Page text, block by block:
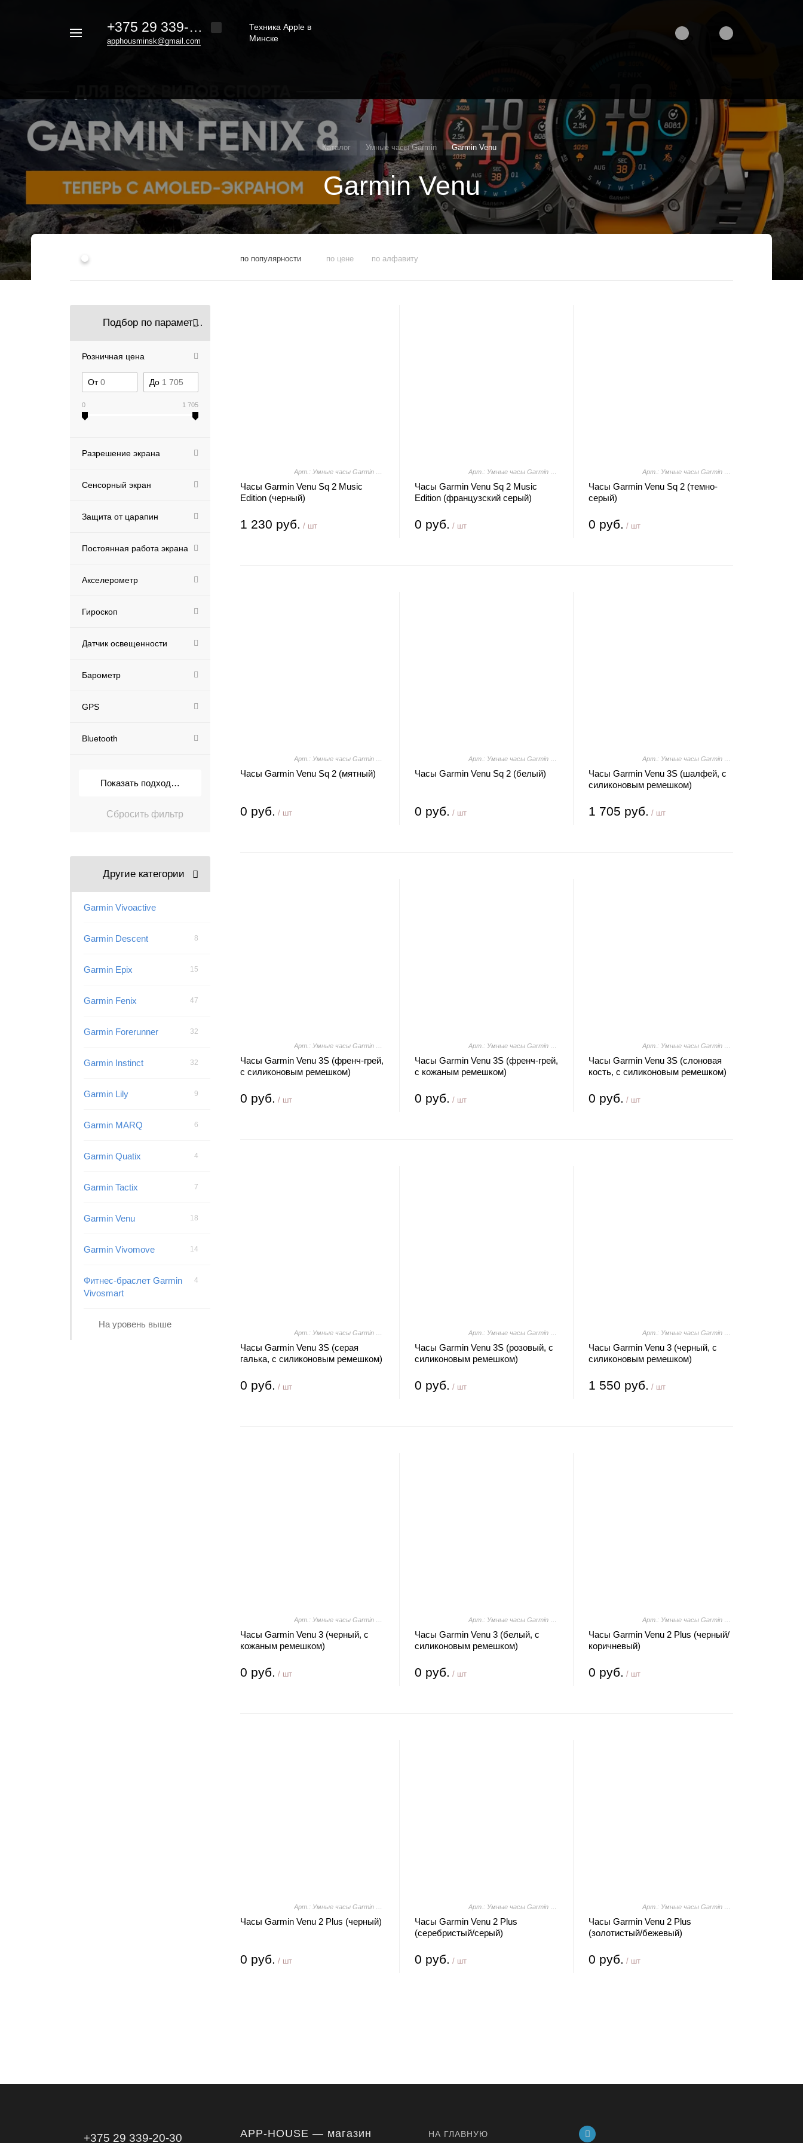
+375 29 339-20-30
apphousminsk@gmail.com
Техника Apple в
Минске
Каталог Умные часы Garmin Garmin Venu
Garmin Venu
по популярности по цене по алфавиту
Подбор по параметрам
Розничная цена
От До
0 1 705
Разрешение экрана
Сенсорный экран
Защита от царапин
Постоянная работа экрана
Акселерометр
Гироскоп
Датчик освещенности
Барометр
GPS
Bluetooth
Другие категории
Garmin Vivoactive
Garmin Descent 8
Garmin Epix 15
Garmin Fenix 47
Garmin Forerunner 32
Garmin Instinct 32
Garmin Lily 9
Garmin MARQ 6
Garmin Quatix 4
Garmin Tactix 7
Garmin Venu 18
Garmin Vivomove 14
Фитнес-браслет Garmin
Vivosmart
4
На уровень выше
Часы Garmin Venu Sq 2 Music
Edition (черный)
1 230 руб. / шт
Часы Garmin Venu Sq 2 Music
Edition (французский серый)
0 руб. / шт
Часы Garmin Venu Sq 2 (темно-
серый)
0 руб. / шт
Часы Garmin Venu Sq 2 (мятный)
0 руб. / шт
Часы Garmin Venu Sq 2 (белый)
0 руб. / шт
Часы Garmin Venu 3S (шалфей, с
силиконовым ремешком)
1 705 руб. / шт
Часы Garmin Venu 3S (френч-грей,
с силиконовым ремешком)
0 руб. / шт
Часы Garmin Venu 3S (френч-грей,
с кожаным ремешком)
0 руб. / шт
Часы Garmin Venu 3S (слоновая
кость, с силиконовым ремешком)
0 руб. / шт
Часы Garmin Venu 3S (серая
галька, с силиконовым ремешком)
0 руб. / шт
Часы Garmin Venu 3S (розовый, с
силиконовым ремешком)
0 руб. / шт
Часы Garmin Venu 3 (черный, с
силиконовым ремешком)
1 550 руб. / шт
Часы Garmin Venu 3 (черный, с
кожаным ремешком)
0 руб. / шт
Часы Garmin Venu 3 (белый, с
силиконовым ремешком)
0 руб. / шт
Часы Garmin Venu 2 Plus (черный/
коричневый)
0 руб. / шт
Часы Garmin Venu 2 Plus (черный)
0 руб. / шт
Часы Garmin Venu 2 Plus
(серебристый/серый)
0 руб. / шт
Часы Garmin Venu 2 Plus
(золотистый/бежевый)
0 руб. / шт
+375 29 339-20-30 APP-HOUSE — магазин НА ГЛАВНУЮ